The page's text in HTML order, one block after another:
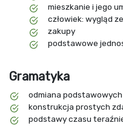
mieszkanie i jego
człowiek: wygląd
zakupy
podstawowe
Gramatyka
odmiana
konstrukcja prostych
podstawy czasu